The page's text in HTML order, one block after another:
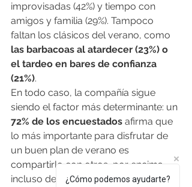
improvisadas (42%) y tiempo con
amigos y familia (29%). Tampoco
faltan los clásicos del verano, como
las barbacoas al atardecer (23%) o
el tardeo en bares de confianza
(21%).
En todo caso, la compañía sigue
siendo el factor más determinante: un
72% de los encuestados afirma que
lo más importante para disfrutar de
un buen plan de verano es
compartirlo con otros, por encima
incluso del lugar o de la comida y
¿Cómo podemos ayudarte?